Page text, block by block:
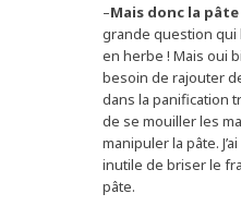
–Mais donc la
grande question
en herbe ! Mais oui
besoin de rajouter
dans la panification
de se mouiller les
manipuler la pâte.
inutile de briser le
pâte.